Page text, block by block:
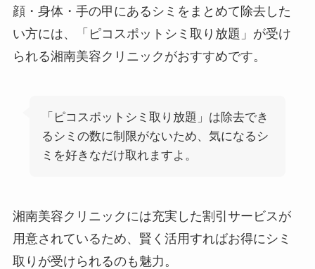
顔・身体・手の甲にあるシミをまとめて除去した
い方には、「ピコスポットシミ取り放題」が受け
られる湘南美容クリニックがおすすめです。
「ピコスポットシミ取り放題」は除去でき
るシミの数に制限がないため、気になるシ
ミを好きなだけ取れますよ。
湘南美容クリニックには充実した割引サービスが
用意されているため、賢く活用すればお得にシミ
取りが受けられるのも魅力。